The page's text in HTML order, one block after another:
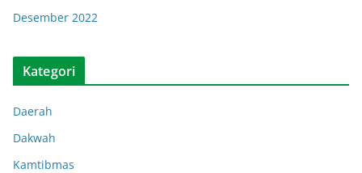
Desember 2022
Kategori
Daerah
Dakwah
Kamtibmas